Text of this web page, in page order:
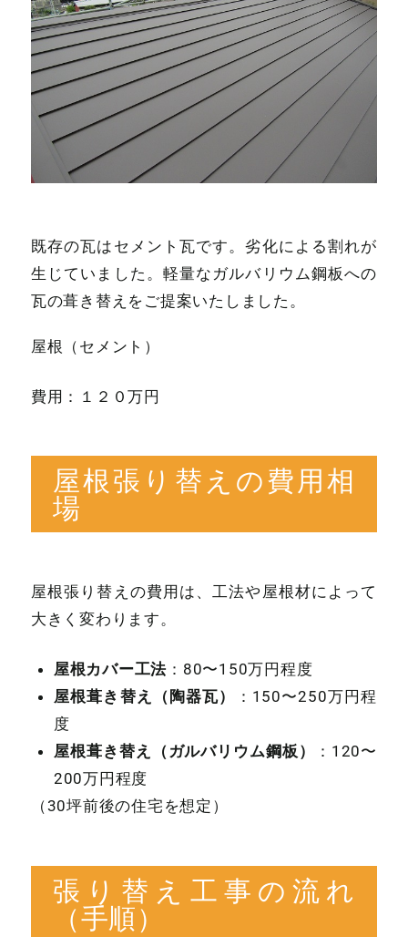
既存の瓦はセメント瓦です。劣化による割れが
生じていました。軽量なガルバリウム鋼板への
瓦の葺き替えをご提案いたしました。
屋根（セメント）
費用：１２０万円
屋根張り替えの費用相
場
屋根張り替えの費用は、工法や屋根材によって
大きく変わります。
屋根カバー工法 ：80〜150万円程度
屋根葺き替え（陶器瓦）
：150〜250万円程
度
屋根葺き替え（ガルバリウム鋼板）
：120〜
200万円程度
（30坪前後の住宅を想定）
張り替え工事の流れ
（手順）